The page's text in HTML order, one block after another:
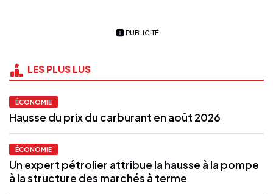
PUBLICITÉ
LES PLUS LUS
ÉCONOMIE
Hausse du prix du carburant en août 2026
ÉCONOMIE
Un expert pétrolier attribue la hausse à la pompe
à la structure des marchés à terme